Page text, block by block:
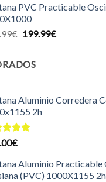
original
era:
140.00€.
actual
125.00€.
PVC Practicable
€ El
era:
199.99€El
Aluminio Corredera
2h
€
Aluminio
(PVC) 1000X1155 2h